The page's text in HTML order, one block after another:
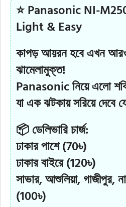
⭐ Panasonic NI-
Light & Easy
কাপড় আয়রন হবে এখন
ঝামেলামুক্ত!
Panasonic নিয়ে এলো
যা এক ঝটকায় সরিয়ে দেবে
📦 ডেলিভারি চার্জ:
ঢাকার পাশে (70৳)
ঢাকার বাইরে (120৳)
সাভার, আশুলিয়া, গাজীপুর,
(100৳)